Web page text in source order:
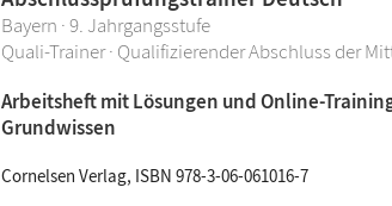
Bayern · 9. Jahrgangsstufe
Quali-Trainer · Qualifizierender Abschluss der
Arbeitsheft mit Lösungen und Online-
Grundwissen
Cornelsen Verlag, ISBN 978-3-06-061016-7